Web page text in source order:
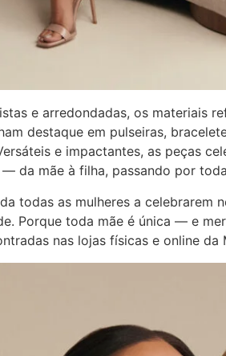
e arredondadas, os materiais
destaque em pulseiras,
e impactantes, as peças
da mãe à filha, passando por
todas as mulheres a celebrarem
Porque toda mãe é única — e
nas lojas físicas e online da